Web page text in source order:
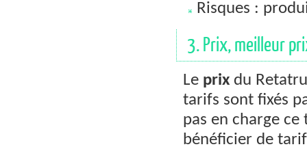
Risques :
3. Prix, meilleur
Le prix du
tarifs sont fixés
pas en charge
bénéficier de